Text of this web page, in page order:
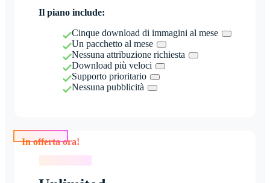
Il piano include:
Cinque download di immagini al mese
Un pacchetto al mese
Nessuna attribuzione richiesta
Download più veloci
Supporto prioritario
Nessuna pubblicità